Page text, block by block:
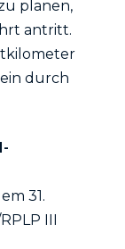
planen,
antritt.
durch
31.
III